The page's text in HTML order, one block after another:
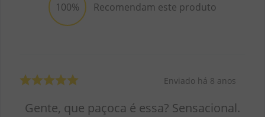
100% Recomendam este produto
Enviado há 8 anos
Gente, que paçoca é essa? Sensacional.